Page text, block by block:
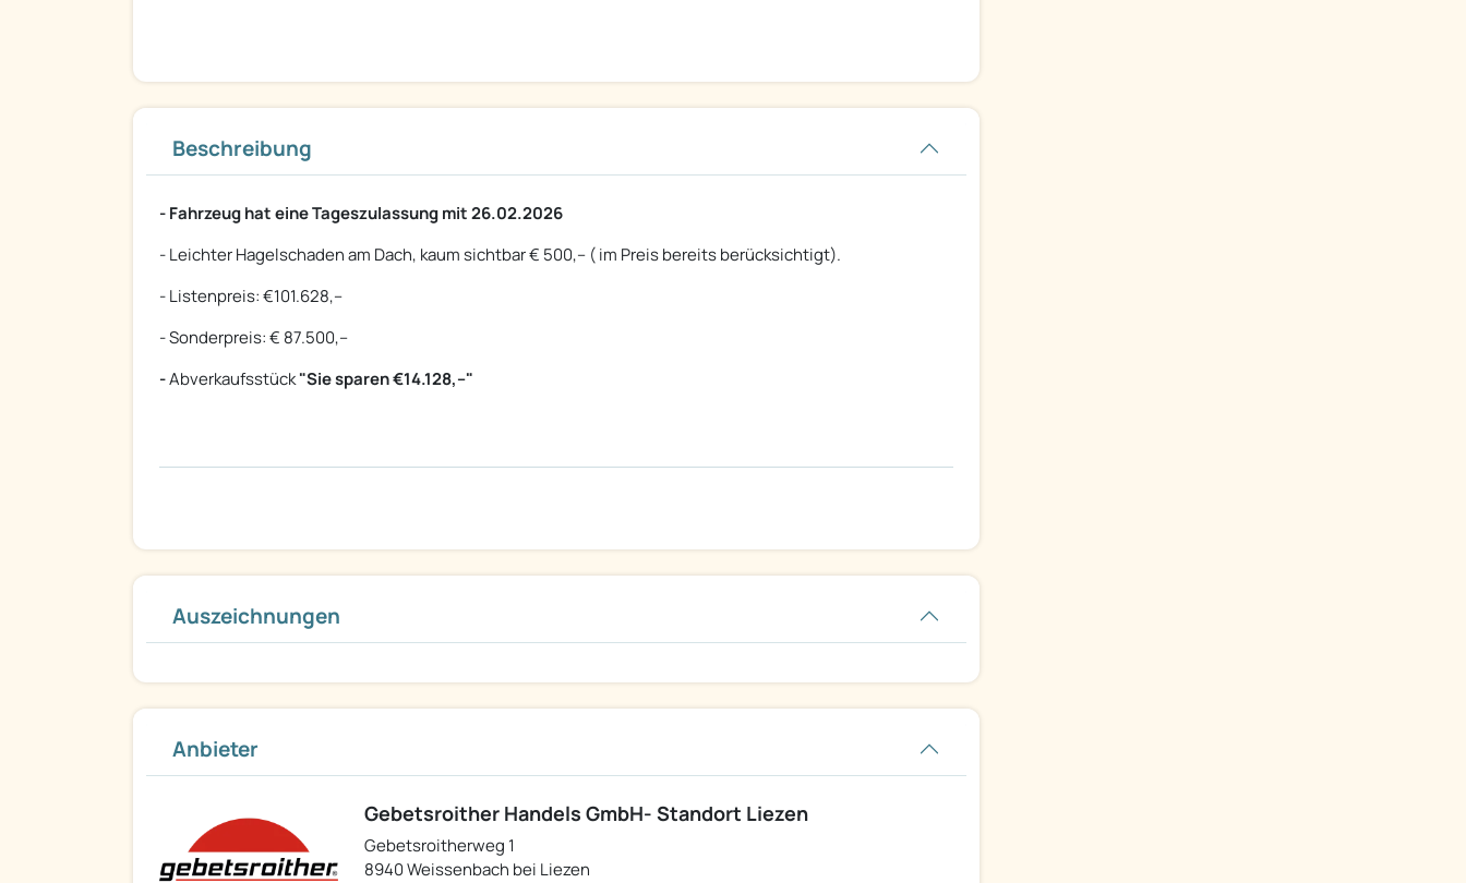
Beschreibung
- Fahrzeug hat eine Tageszulassung mit 26.02.2026
- Leichter Hagelschaden am Dach, kaum sichtbar € 500,-- ( im Preis bereits berücksichtigt).
- Listenpreis: €101.628,--
- Sonderpreis: € 87.500,--
-Abverkaufsstück"Sie sparen €14.128,--"
Auszeichnungen
Anbieter
Gebetsroither Handels GmbH- Standort Liezen
Gebetsroitherweg 1
8940 Weissenbach bei Liezen